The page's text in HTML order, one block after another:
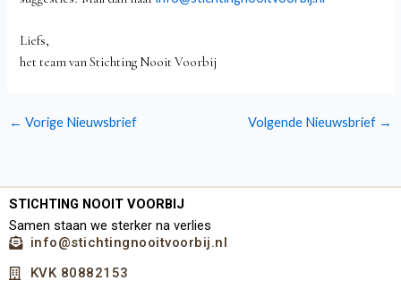
Liefs,
het team van Stichting Nooit Voorbij
← Vorige Nieuwsbrief Volgende Nieuwsbrief →
STICHTING NOOIT VOORBIJ
Samen staan we sterker na verlies
info@stichtingnooitvoorbij.nl
KVK 80882153